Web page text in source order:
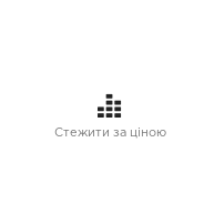
Стежити за ціною